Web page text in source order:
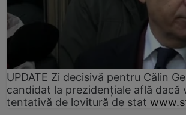
UPDATE Zi decisivă pentru Călin
candidat la prezidențiale află dacă
tentativă de lovitură de stat